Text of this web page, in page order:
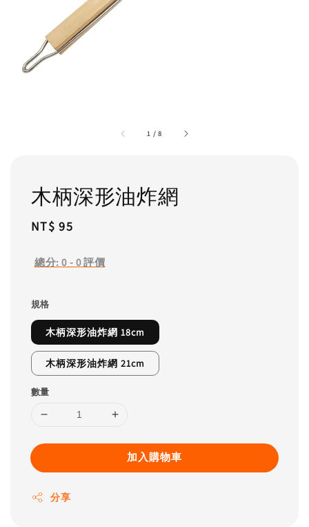
1 /8
木柄深形油炸網
Regular
NT$ 95
總分:0 - 0評價
規格
木柄深形油炸網 18cm
木柄深形油炸網 21cm
數量
加入購物車
分享